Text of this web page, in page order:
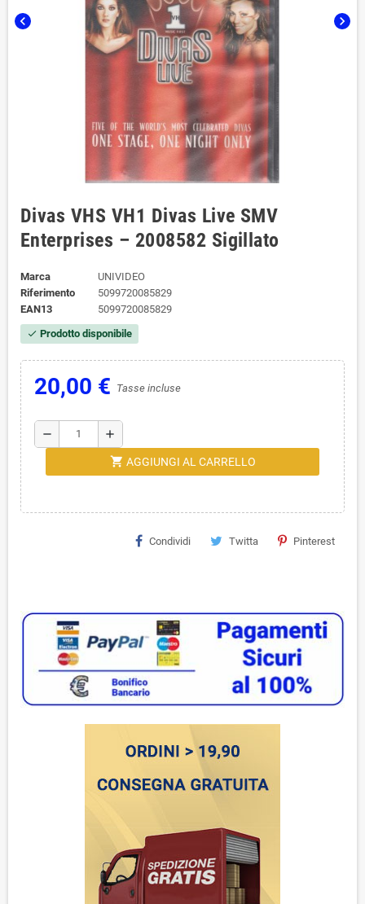
chevron_left chevron_right
Divas VHS VH1 Divas Live SMV
Enterprises – 2008582 Sigillato
Marca
UNIVIDEO
Riferimento
5099720085829
EAN13
5099720085829
check Prodotto disponibile
20,00 € Tasse incluse
remove add
shopping_cart AGGIUNGI AL CARRELLO
Condividi Twitta Pinterest